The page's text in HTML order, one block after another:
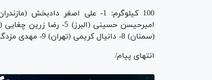
(سمنان) 8- دانیال کریمی (تهران) 9- مهدی مزدگانلود (خراسان رضوی) 10- علیرضا منتظری (یزد)
انتهای پیام/